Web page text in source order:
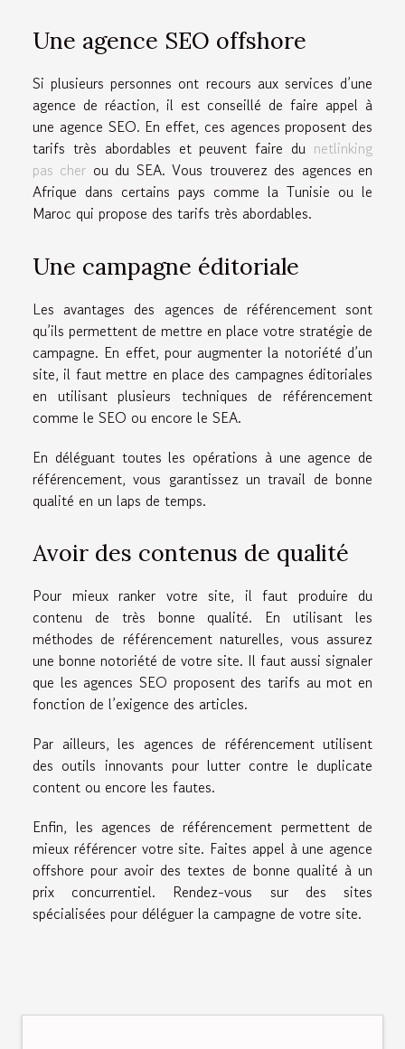
Une agence SEO offshore
Si plusieurs personnes ont recours aux services d’une
agence de réaction, il est conseillé de faire appel à
une agence SEO. En effet, ces agences proposent des
tarifs très abordables et peuvent faire du netlinking
pas cher ou du SEA. Vous trouverez des agences en
Afrique dans certains pays comme la Tunisie ou le
Maroc qui propose des tarifs très abordables.
Une campagne éditoriale
Les avantages des agences de référencement sont
qu’ils permettent de mettre en place votre stratégie de
campagne. En effet, pour augmenter la notoriété d’un
site, il faut mettre en place des campagnes éditoriales
en utilisant plusieurs techniques de référencement
comme le SEO ou encore le SEA.
En déléguant toutes les opérations à une agence de
référencement, vous garantissez un travail de bonne
qualité en un laps de temps.
Avoir des contenus de qualité
Pour mieux ranker votre site, il faut produire du
contenu de très bonne qualité. En utilisant les
méthodes de référencement naturelles, vous assurez
une bonne notoriété de votre site. Il faut aussi signaler
que les agences SEO proposent des tarifs au mot en
fonction de l’exigence des articles.
Par ailleurs, les agences de référencement utilisent
des outils innovants pour lutter contre le duplicate
content ou encore les fautes.
Enfin, les agences de référencement permettent de
mieux référencer votre site. Faites appel à une agence
offshore pour avoir des textes de bonne qualité à un
prix concurrentiel. Rendez-vous sur des sites
spécialisées pour déléguer la campagne de votre site.